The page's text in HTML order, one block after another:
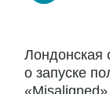
Лондонская
о запуске